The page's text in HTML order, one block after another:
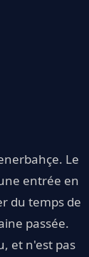
Le
entrée en
du temps de
passée.
et n'est pas